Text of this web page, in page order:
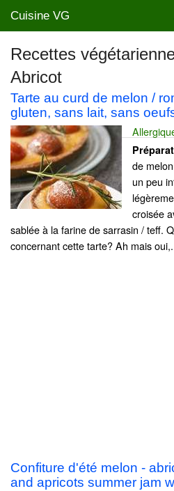
Cuisine VG
Recettes
Abricot
Tarte au curd de melon /
gluten, sans lait, sans
de
un peu
croisée
sablée à la farine de sarrasin / teff.
concernant cette tarte? Ah mais
Confiture d'été melon -
and apricots summer jam